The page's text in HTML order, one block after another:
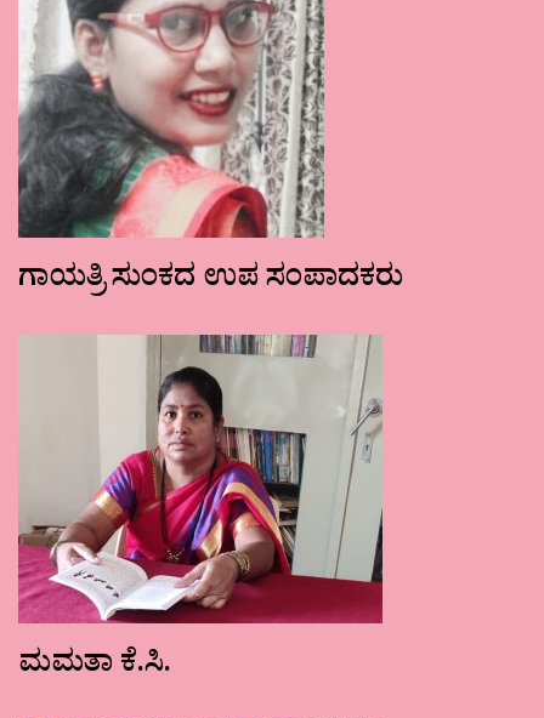
ಗಾಯತ್ರಿ ಸುಂಕದ ಉಪ ಸಂಪಾದಕರು
ಮಮತಾ ಕೆ.ಸಿ.